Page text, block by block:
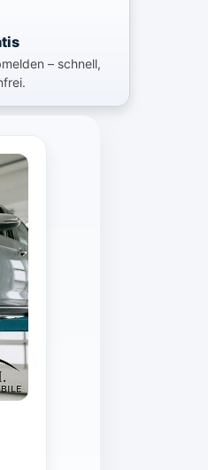
– schnell,